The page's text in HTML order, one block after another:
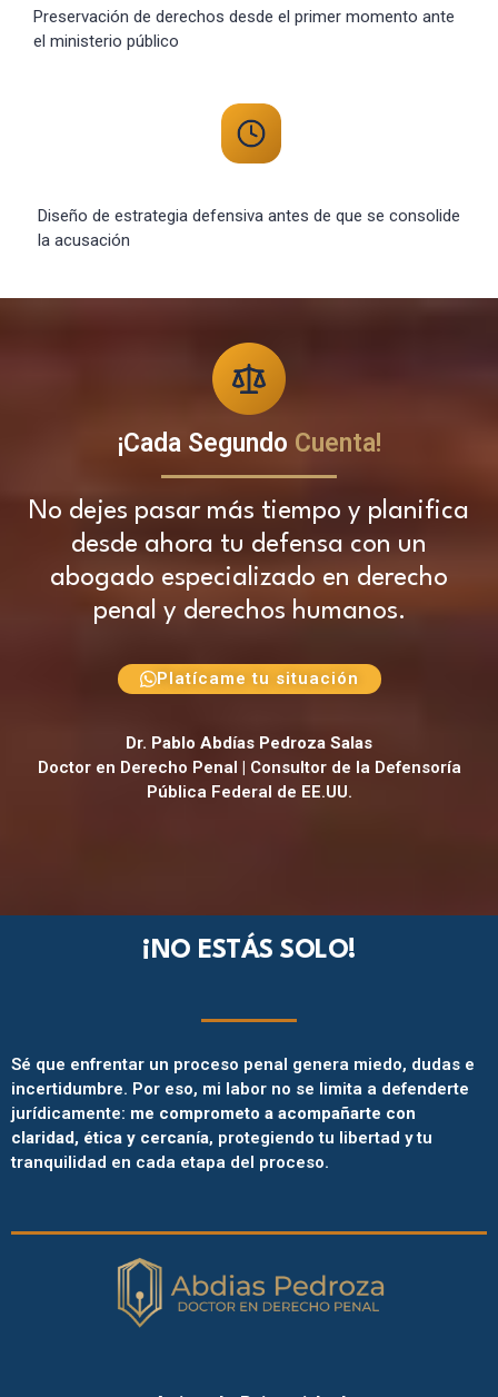
Preservación de derechos desde el primer momento ante
el ministerio público
Diseño de estrategia defensiva antes de que se consolide
la acusación
¡Cada Segundo Cuenta!
No dejes pasar más tiempo y planifica
desde ahora tu defensa con un
abogado especializado en derecho
penal y derechos humanos.
Platícame tu situación
Dr. Pablo Abdías Pedroza Salas
Doctor en Derecho Penal | Consultor de la Defensoría
Pública Federal de EE.UU.
¡NO ESTÁS SOLO!
Sé que enfrentar un proceso penal genera miedo, dudas e
incertidumbre. Por eso, mi labor no se limita a defenderte
jurídicamente: me comprometo a acompañarte con
claridad, ética y cercanía, protegiendo tu libertad y tu
tranquilidad en cada etapa del proceso.